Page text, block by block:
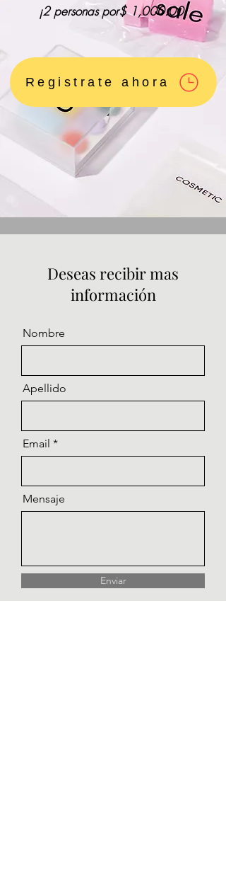
¡2 personas por$ 1,000.00!
Registrate ahora
Deseas recibir mas
información
Nombre
Apellido
Email
Mensaje
Enviar